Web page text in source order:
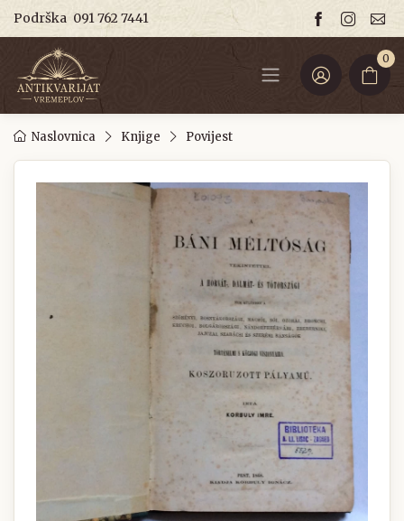
Podrška 091 762 7441
0
Naslovnica Knjige Povijest